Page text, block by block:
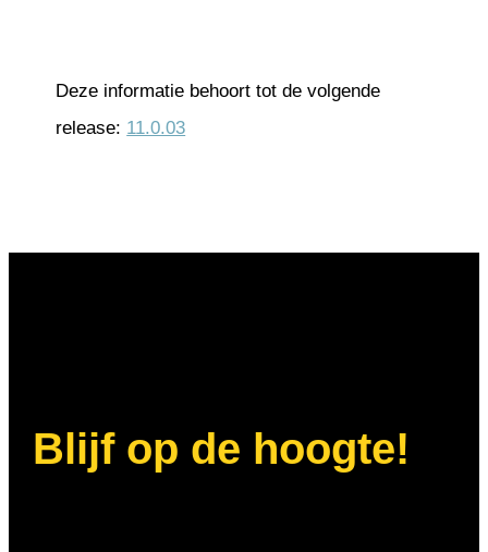
Deze informatie behoort tot de volgende
release: 11.0.03
Blijf op de hoogte!